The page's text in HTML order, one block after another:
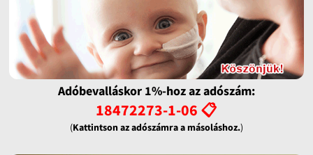
Adóbevalláskor 1%-hoz az adószám:
18472273-1-06 📋
(Kattintson az adószámra a másoláshoz.)